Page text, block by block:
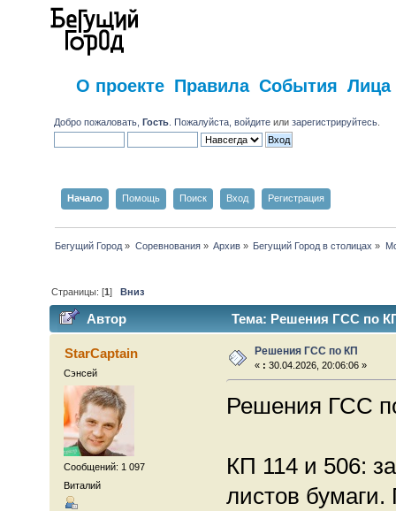
О проекте Правила События Лица
Добро пожаловать,Гость . Пожалуйста,войдите илизарегистрируйтесь
Начало Помощь Поиск Вход Регистрация
Бегущий Город » Соревнования» Архив » Бегущий Город в столицах »
Страницы: [1]Вниз
Автор Тема: Решения ГСС по
StarCaptain
Сэнсей
Сообщений: 1 097
Виталий
Решения ГСС по КП
« : 30.04.2026, 20:06:06 »
Решения ГСС
КП 114 и 506:
листов бумаги.